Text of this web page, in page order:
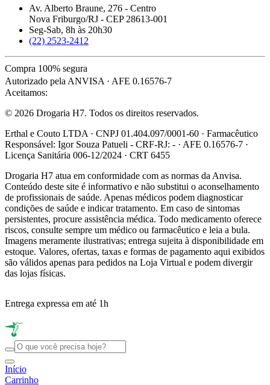
Av. Alberto Braune, 276 - Centro
Nova Friburgo/RJ - CEP 28613-001
Seg-Sab, 8h às 20h30
(22) 2523-2412
Compra 100% segura
Autorizado pela ANVISA · AFE 0.16576-7
Aceitamos:
© 2026 Drogaria H7. Todos os direitos reservados.
Erthal e Couto LTDA · CNPJ 01.404.097/0001-60 · Farmacêutico
Responsável: Igor Souza Patueli - CRF-RJ: - · AFE 0.16576-7 ·
Licença Sanitária 006-12/2024 · CRT 6455
Drogaria H7 atua em conformidade com as normas da Anvisa.
Conteúdo deste site é informativo e não substitui o aconselhamento
de profissionais de saúde. Apenas médicos podem diagnosticar
condições de saúde e indicar tratamento. Em caso de sintomas
persistentes, procure assistência médica. Todo medicamento oferece
riscos, consulte sempre um médico ou farmacêutico e leia a bula.
Imagens meramente ilustrativas; entrega sujeita à disponibilidade em
estoque. Valores, ofertas, taxas e formas de pagamento aqui exibidos
são válidos apenas para pedidos na Loja Virtual e podem divergir
das lojas físicas.
Entrega expressa em até 1h
Início
Carrinho